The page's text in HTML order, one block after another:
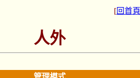
[回首頁
人外